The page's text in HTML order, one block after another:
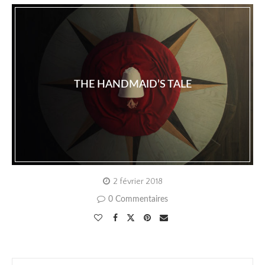
THE HANDMAID’S TALE
2 février 2018
0 Commentaires